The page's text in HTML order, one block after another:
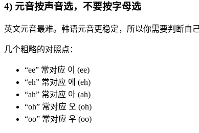
4) 元音按声音选，不要按字母选
英文元音最难。韩语元音更稳定，所以你需要判断自
几个粗略的对照点：
“ee” 常对应 이 (ee)
“eh” 常对应 에 (eh)
“ah” 常对应 아 (ah)
“oh” 常对应 오 (oh)
“oo” 常对应 우 (oo)